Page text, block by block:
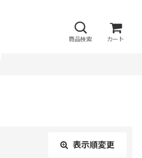
商品検索 カート
表示順変更